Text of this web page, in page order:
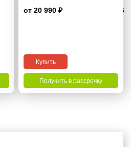
3.6
от 20 990 ₽
Купить
Получить в рассрочку